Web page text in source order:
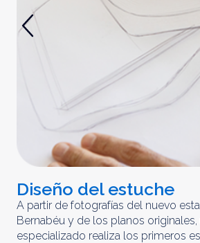
Diseño del estuche
A partir de fotografías del nuevo
Bernabéu y de los planos
especializado realiza los primeros